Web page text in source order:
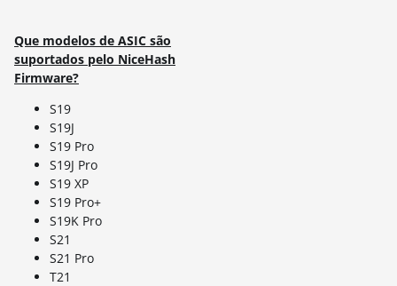
Que modelos de ASIC são
suportados pelo NiceHash
Firmware?
S19
S19J
S19 Pro
S19J Pro
S19 XP
S19 Pro+
S19K Pro
S21
S21 Pro
T21